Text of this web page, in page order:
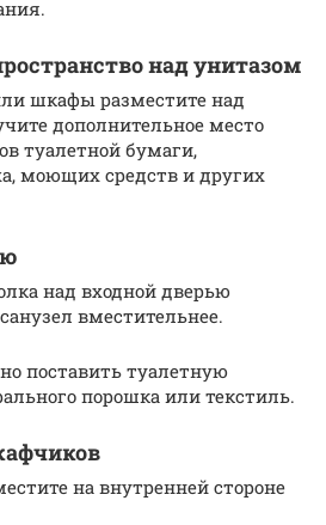
над унитазом
шкафы разместите над
дополнительное место
туалетной бумаги,
моющих средств и других
над входной дверью
вместительнее.
поставить туалетную
порошка или текстиль.
на внутренней стороне